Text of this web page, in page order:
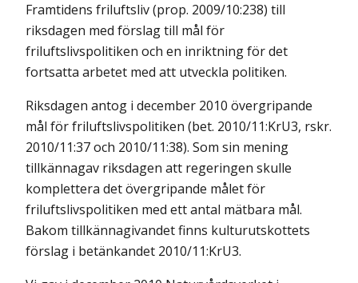
Framtidens friluftsliv (prop. 2009/10:238) till
riksdagen med förslag till mål för
friluftslivspolitiken och en inriktning för det
fortsatta arbetet med att utveckla politiken.
Riksdagen antog i december 2010 övergripande
mål för friluftslivspolitiken (bet. 2010/11:KrU3, rskr.
2010/11:37 och 2010/11:38). Som sin mening
tillkännagav riksdagen att regeringen skulle
komplettera det övergripande målet för
friluftslivspolitiken med ett antal mätbara mål.
Bakom tillkännagivandet finns kulturutskottets
förslag i betänkandet 2010/11:KrU3.